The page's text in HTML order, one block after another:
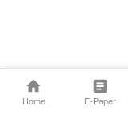
Home E-Paper